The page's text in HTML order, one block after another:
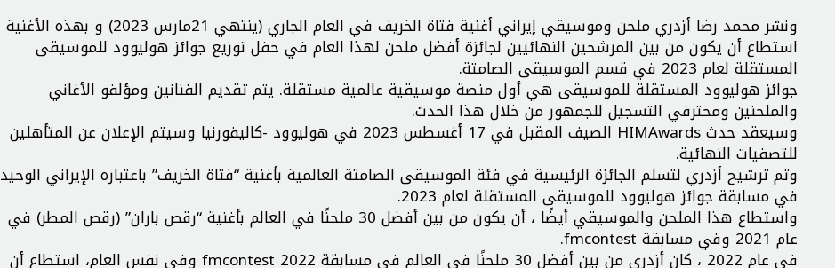
ونشر محمد رضا أزدري ملحن وموسيقي إيراني أغنية فتاة الخريف في العام الجاري (ينتهي 21مارس 2023) و بهذه الأغنية
استطاع أن يكون من بين المرشحين النهائيين لجائزة أفضل ملحن لهذا العام في حفل توزيع جوائز هوليوود للموسيقى
المستقلة لعام 2023 في قسم الموسيقى الصامتة.
جوائز هوليوود المستقلة للموسيقى هي أول منصة موسيقية عالمية مستقلة. يتم تقديم الفنانين ومؤلفو الأغاني
والملحنين ومحترفي التسجيل للجمهور من خلال هذا الحدث.
وسيعقد حدث HIMAwards الصيف المقبل في 17 أغسطس 2023 في هوليوود -كاليفورنيا وسيتم الإعلان عن المتأهلين
للتصفيات النهائية.
وتم ترشيح أزدري لتسلم الجائزة الرئيسية في فئة الموسيقى الصامتة العالمية بأغنية “فتاة الخريف” باعتباره الإيراني الوحيد
في مسابقة جوائز هوليوود للموسيقى المستقلة لعام 2023.
واستطاع هذا الملحن والموسيقي أيضًا ، أن يكون من بين أفضل 30 ملحنًا في العالم بأغنية “رقص باران” (رقص المطر) في
عام 2021 وفي مسابقة fmcontest.
في عام 2022 ، كان أزدري من بين أفضل 30 ملحنًا في العالم في مسابقة fmcontest 2022 وفي نفس العام، استطاع أن